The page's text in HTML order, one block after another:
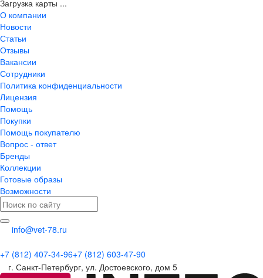
Загрузка карты ...
О компании
Новости
Статьи
Отзывы
Вакансии
Сотрудники
Политика конфиденциальности
Лицензия
Помощь
Покупки
Помощь покупателю
Вопрос - ответ
Бренды
Коллекции
Готовые образы
Возможности
info@vet-78.ru
+7 (812) 407-34-96+7 (812) 603-47-90
г. Санкт-Петербург, ул. Достоевского, дом 5